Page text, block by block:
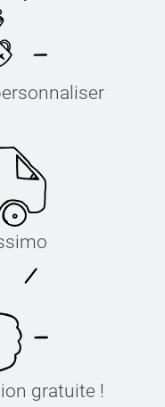
gratuite !